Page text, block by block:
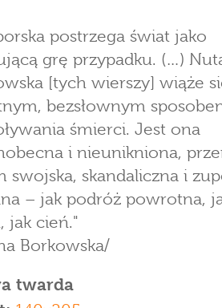
postrzega świat jako
grę przypadku. (…)
[tych wierszy] wiąże
bezsłownym
śmierci. Jest ona
i nieunikniona,
swojska, skandaliczna i
– jak podróż powrotna,
jak cień."
Borkowska/
twarda